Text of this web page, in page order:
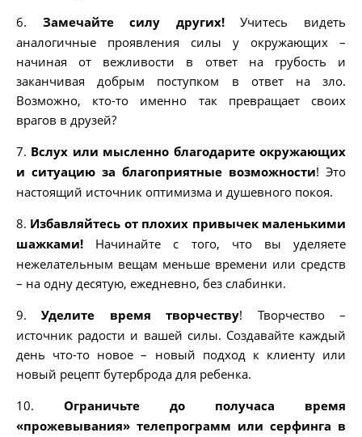
6. Замечайте силу других!Учитесь видеть
аналогичные проявления силы у окружающих –
начиная от вежливости в ответ на грубость и
заканчивая добрым поступком в ответ на зло.
Возможно, кто-то именно так превращает своих
врагов в друзей?
7. Вслух или мысленно благодарите окружающих
и ситуацию за благоприятные возможности! Это
настоящий источник оптимизма и душевного покоя.
8. Избавляйтесь от плохих привычек маленькими
шажками! Начинайте с того, что вы уделяете
нежелательным вещам меньше времени или средств
– на одну десятую, ежедневно, без слабинки.
9.Уделите время творчеству! Творчество –
источник радости и вашей силы. Создавайте каждый
день что-то новое – новый подход к клиенту или
новый рецепт бутерброда для ребенка.
10. Ограничьте до получаса время
«прожевывания» телепрограмм или серфинга в